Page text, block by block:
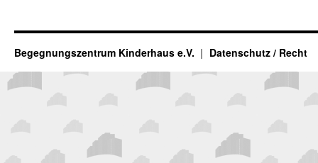
Begegnungszentrum Kinderhaus e.V. Datenschutz / Recht